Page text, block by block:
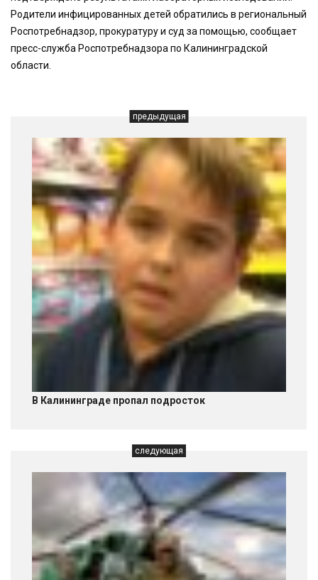
Родители инфицированных детей обратились в региональный
Роспотребнадзор, прокуратуру и суд за помощью, сообщает
пресс-служба Роспотребнадзора по Калининградской
области.
предыдущая
В Калининграде пропал подросток
следующая